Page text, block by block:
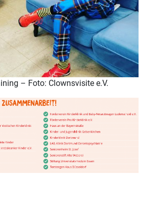
– Foto: Clownsvisite e.V.